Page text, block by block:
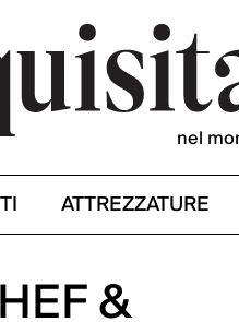
nel
ATTREZZATURE
&